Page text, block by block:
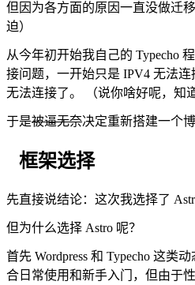
但因为各方面的原因一直没做迁
迫）
从今年初开始我自己的 Typecho
接问题，一开始只是 IPV4 无法
无法连接了。 （说你啥好呢，知
于是被逼无奈决定重新搭建一个
框架选择
先直接说结论：这次我选择了
但为什么选择 Astro 呢？
首先 Wordpress 和 Typecho 这类
合日常使用和新手入门，但由于